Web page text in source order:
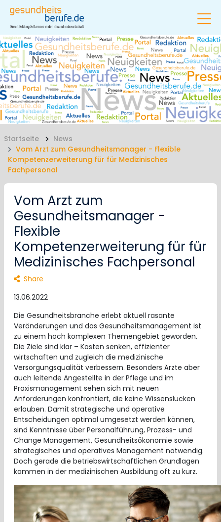
Startseite
News
Vom Arzt zum Gesundheitsmanager - Flexible
Kompetenzerweiterung für für Medizinisches
Fachpersonal
Vom Arzt zum
Gesundheitsmanager -
Flexible
Kompetenzerweiterung für für
Medizinisches Fachpersonal
Share
13.06.2022
Die Gesundheitsbranche erlebt aktuell rasante
Veränderungen und das Gesundheitsmanagement ist
zu einem hoch komplexen Themengebiet geworden.
Die Ziele sind klar – Kosten senken, effizienter
wirtschaften und zugleich die medizinische
Versorgungsqualität verbessern. Besonders Ärzte aber
auch leitende Angestellte in der Pflege und im
Praxismanagement sehen sich mit neuen
Anforderungen konfrontiert, die keine Wissenslücken
erlauben. Damit strategische und operative
Entscheidungen optimal umgesetzt werden können,
sind Kenntnisse über Personalführung, Prozess- und
Change Management, Gesundheitsökonomie sowie
strategisches und operatives Management notwendig.
Doch gerade die betriebswirtschaftlichen Grundlagen
kommen in der medizinischen Ausbildung oft zu kurz.